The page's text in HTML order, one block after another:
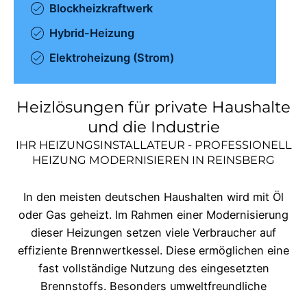
Blockheizkraftwerk
Hybrid-Heizung
Elektroheizung (Strom)
Heizlösungen für private Haushalte
und die Industrie
IHR HEIZUNGSINSTALLATEUR - PROFESSIONELL
HEIZUNG MODERNISIEREN IN REINSBERG
In den meisten deutschen Haushalten wird mit Öl
oder Gas geheizt. Im Rahmen einer Modernisierung
dieser Heizungen setzen viele Verbraucher auf
effiziente Brennwertkessel. Diese ermöglichen eine
fast vollständige Nutzung des eingesetzten
Brennstoffs. Besonders umweltfreundliche